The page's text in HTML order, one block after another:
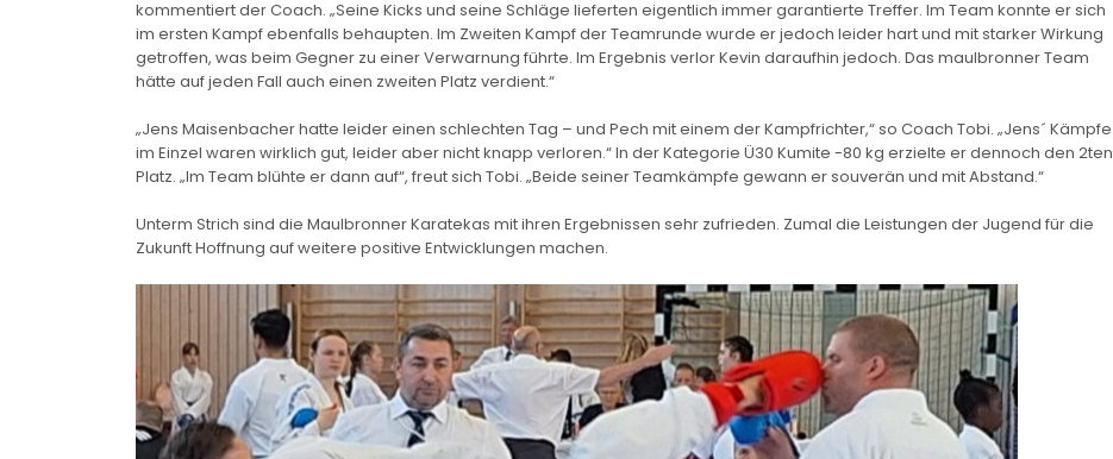
kommentiert der Coach. „Seine Kicks und seine Schläge lieferten eigentlich immer garantierte Treffer. Im Team konnte er sich
im ersten Kampf ebenfalls behaupten. Im Zweiten Kampf der Teamrunde wurde er jedoch leider hart und mit starker Wirkung
getroffen, was beim Gegner zu einer Verwarnung führte. Im Ergebnis verlor Kevin daraufhin jedoch. Das maulbronner Team
hätte auf jeden Fall auch einen zweiten Platz verdient.“
„Jens Maisenbacher hatte leider einen schlechten Tag – und Pech mit einem der Kampfrichter,“ so Coach Tobi. „Jens´ Kämpfe
im Einzel waren wirklich gut, leider aber nicht knapp verloren.“ In der Kategorie Ü30 Kumite -80 kg erzielte er dennoch den 2ten
Platz. „Im Team blühte er dann auf“, freut sich Tobi. „Beide seiner Teamkämpfe gewann er souverän und mit Abstand.“
Unterm Strich sind die Maulbronner Karatekas mit ihren Ergebnissen sehr zufrieden. Zumal die Leistungen der Jugend für die
Zukunft Hoffnung auf weitere positive Entwicklungen machen.